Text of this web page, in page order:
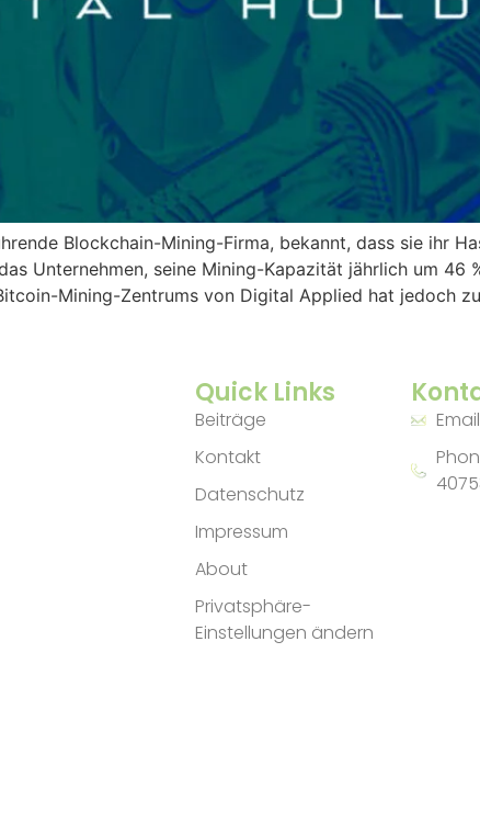
Blockchain-Mining-Firma, bekannt, dass sie ihr
Unternehmen, seine Mining-Kapazität jährlich um 46
Mining-Zentrums von Digital Applied hat jedoch
Quick Links
Beiträge
Kontakt
Datenschutz
Impressum
About
Privatsphäre-
Einstellungen ändern